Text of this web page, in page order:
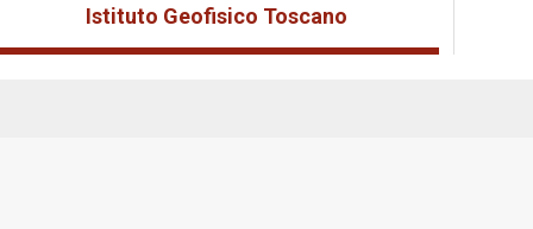
Istituto Geofisico Toscano